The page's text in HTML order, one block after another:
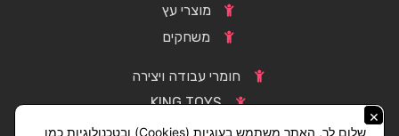
מוצרי עץ
משחקים
חומרי עבודה ויצירה
KING TOYS
×
שלום לך, האתר משתמש בעוגיות (Cookies) ובטכנולוגיות כמו